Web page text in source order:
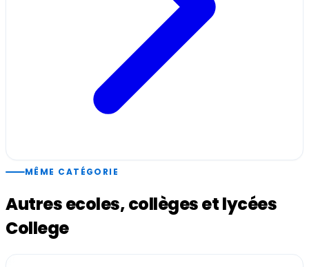
MÊME CATÉGORIE
Autres ecoles, collèges et lycées
College